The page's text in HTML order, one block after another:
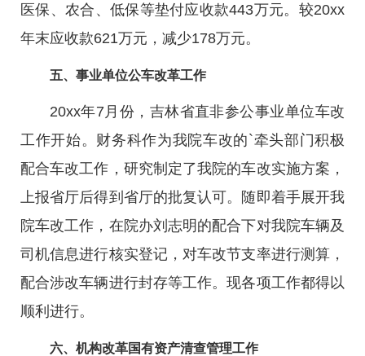
医保、农合、低保等垫付应收款443万元。较20xx
年末应收款621万元，减少178万元。
五、事业单位公车改革工作
20xx年7月份，吉林省直非参公事业单位车改
工作开始。财务科作为我院车改的`牵头部门积极
配合车改工作，研究制定了我院的车改实施方案，
上报省厅后得到省厅的批复认可。随即着手展开我
院车改工作，在院办刘志明的配合下对我院车辆及
司机信息进行核实登记，对车改节支率进行测算，
配合涉改车辆进行封存等工作。现各项工作都得以
顺利进行。
六、机构改革国有资产清查管理工作